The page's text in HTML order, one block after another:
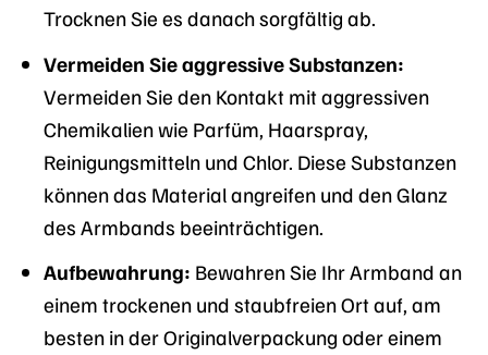
Trocknen Sie es danach sorgfältig ab.
Vermeiden Sie aggressive Substanzen:
Vermeiden Sie den Kontakt mit aggressiven
Chemikalien wie Parfüm, Haarspray,
Reinigungsmitteln und Chlor. Diese Substanzen
können das Material angreifen und den Glanz
des Armbands beeinträchtigen.
Aufbewahrung: Bewahren Sie Ihr Armband an
einem trockenen und staubfreien Ort auf, am
besten in der Originalverpackung oder einem